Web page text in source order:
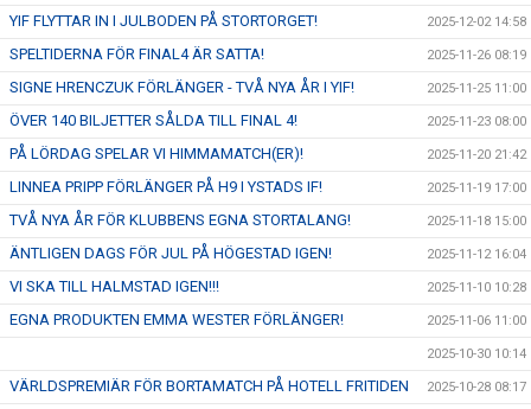
YIF FLYTTAR IN I JULBODEN PÅ STORTORGET! 2025-12-02 14:58
SPELTIDERNA FÖR FINAL4 ÄR SATTA! 2025-11-26 08:19
SIGNE HRENCZUK FÖRLÄNGER - TVÅ NYA ÅR I YIF! 2025-11-25 11:00
ÖVER 140 BILJETTER SÅLDA TILL FINAL 4! 2025-11-23 08:00
PÅ LÖRDAG SPELAR VI HIMMAMATCH(ER)! 2025-11-20 21:42
LINNEA PRIPP FÖRLÄNGER PÅ H9 I YSTADS IF! 2025-11-19 17:00
TVÅ NYA ÅR FÖR KLUBBENS EGNA STORTALANG! 2025-11-18 15:00
ÄNTLIGEN DAGS FÖR JUL PÅ HÖGESTAD IGEN! 2025-11-12 16:04
VI SKA TILL HALMSTAD IGEN!!! 2025-11-10 10:28
EGNA PRODUKTEN EMMA WESTER FÖRLÄNGER! 2025-11-06 11:00
2025-10-30 10:14
VÄRLDSPREMIÄR FÖR BORTAMATCH PÅ HOTELL FRITIDEN 2025-10-28 08:17